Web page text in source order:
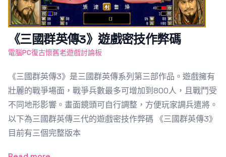
《三國群英傳3》遊戲密技作弊碼
電腦PC復古懷舊老遊戲討論板
《三國群英傳3》是三國群英傳系列第三部作品。遊戲擁有
壯麗的戰爭場面，戰爭兵數最多可增加到800人，且戰鬥受
不同地形影響。畫面鏡頭可自行調整，方便玩家調兵遣將。
以下為三國群英傳三代的遊戲密技作弊碼 《三國群英傳3》
目前有三個完整版本